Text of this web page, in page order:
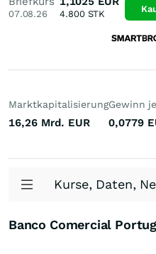
07.08.26 4.800STK
Marktkapitalisierung
16,26 Mrd. EUR
Gewinn
0,0779
Kurse, Daten,
Banco Comercial